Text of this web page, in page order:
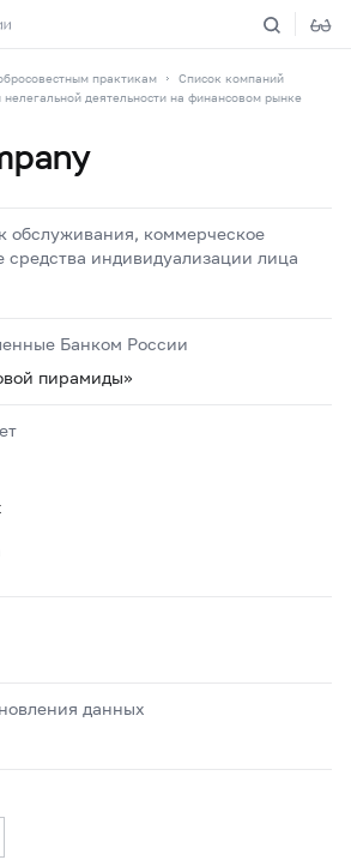
практикам
Список компаний
деятельности на финансовом рынке
обслуживания, коммерческое
средства индивидуализации лица
Банком России
пирамиды»
данных